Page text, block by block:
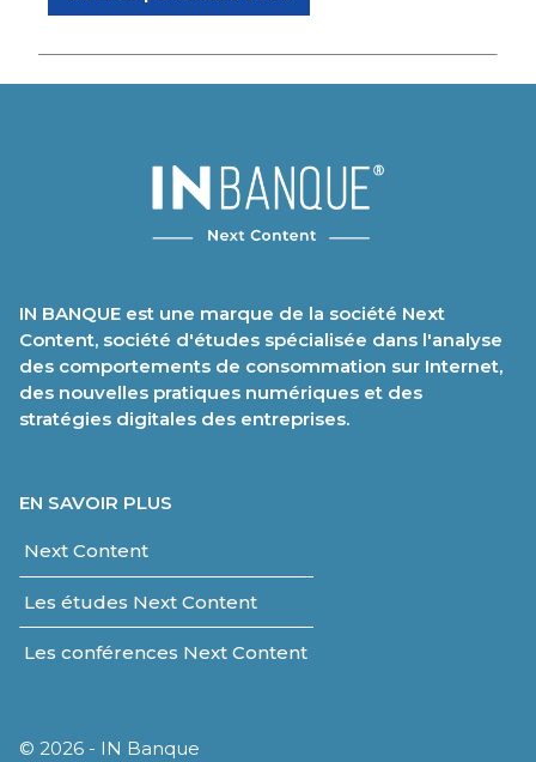
IN BANQUE est une marque de la société Next
Content, société d'études spécialisée dans l'analyse
des comportements de consommation sur Internet,
des nouvelles pratiques numériques et des
stratégies digitales des entreprises.
EN SAVOIR PLUS
Next Content
Les études Next Content
Les conférences Next Content
© 2026 - IN Banque